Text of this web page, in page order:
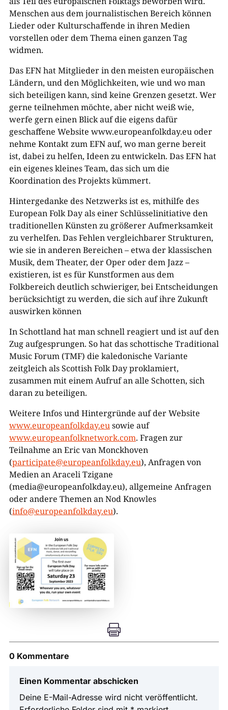
Menschen aus dem journalistischen Bereich können
Lieder oder Kulturschaffende in ihren Medien
vorstellen oder dem Thema einen ganzen Tag
widmen.
Das EFN hat Mitglieder in den meisten europäischen
Ländern, und den Möglichkeiten, wie und wo man
sich beteiligen kann, sind keine Grenzen gesetzt. Wer
gerne teilnehmen möchte, aber nicht weiß wie,
werfe gern einen Blick auf die eigens dafür
geschaffene Website www.europeanfolkday.eu oder
nehme Kontakt zum EFN auf, wo man gerne bereit
ist, dabei zu helfen, Ideen zu entwickeln. Das EFN hat
ein eigenes kleines Team, das sich um die
Koordination des Projekts kümmert.
Hintergedanke des Netzwerks ist es, mithilfe des
European Folk Day als einer Schlüsselinitiative den
traditionellen Künsten zu größerer Aufmerksamkeit
zu verhelfen. Das Fehlen vergleichbarer Strukturen,
wie sie in anderen Bereichen – etwa der klassischen
Musik, dem Theater, der Oper oder dem Jazz –
existieren, ist es für Kunstformen aus dem
Folkbereich deutlich schwieriger, bei Entscheidungen
berücksichtigt zu werden, die sich auf ihre Zukunft
auswirken können
In Schottland hat man schnell reagiert und ist auf den
Zug aufgesprungen. So hat das schottische Traditional
Music Forum (TMF) die kaledonische Variante
zeitgleich als Scottish Folk Day proklamiert,
zusammen mit einem Aufruf an alle Schotten, sich
daran zu beteiligen.
Weitere Infos und Hintergründe auf der Website
www.europeanfolkday.eusowie auf
www.europeanfolknetwork.com. Fragen zur
Teilnahme an Eric van Monckhoven
(participate@europeanfolkday.eu), Anfragen von
Medien an Araceli Tzigane
(media@europeanfolkday.eu), allgemeine Anfragen
oder andere Themen an Nod Knowles
(info@europeanfolkday.eu).

0 Kommentare
Einen Kommentar abschicken
Deine E-Mail-Adresse wird nicht veröffentlicht.